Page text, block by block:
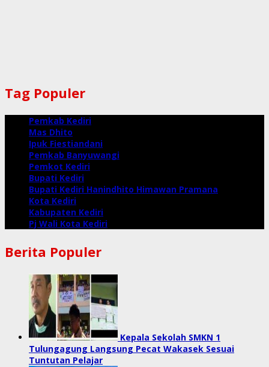
Tag Populer
Pemkab Kediri
Mas Dhito
Ipuk Fiestiandani
Pemkab Banyuwangi
Pemkot Kediri
Bupati Kediri
Bupati Kediri Hanindhito Himawan Pramana
Kota Kediri
Kabupaten Kediri
Pj Wali Kota Kediri
Berita Populer
Kepala Sekolah SMKN 1
Tulungagung Langsung Pecat Wakasek Sesuai
Tuntutan Pelajar